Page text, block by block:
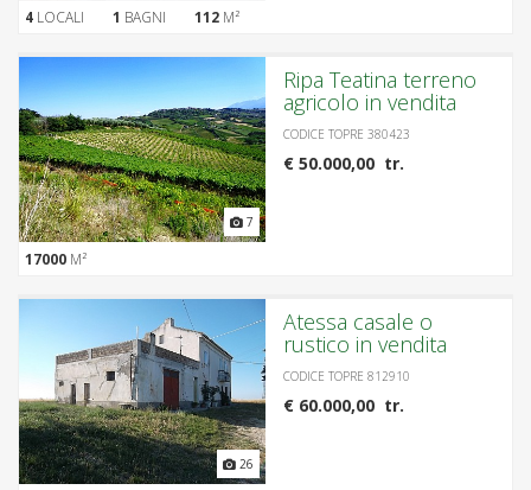
4 LOCALI 1 BAGNI 112 M²
7
Ripa Teatina terreno
agricolo in vendita
CODICE TOPRE 380423
€ 50.000,00 tr.
17000 M²
26
Atessa casale o
rustico in vendita
CODICE TOPRE 812910
€ 60.000,00 tr.